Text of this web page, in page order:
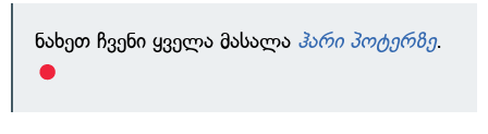
ნახეთ ჩვენი ყველა მასალა ჰარი პოტერზე.